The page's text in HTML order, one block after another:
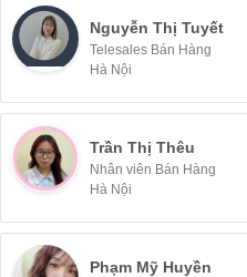
Nguyễn Thị Tuyết
Telesales Bán Hàng
Hà Nội
Trần Thị Thêu
Nhân viên Bán Hàng
Hà Nội
Phạm Mỹ Huyền